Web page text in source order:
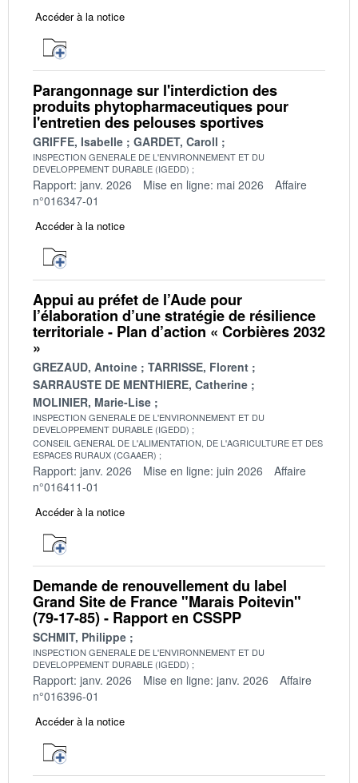
Accéder à la notice
Parangonnage sur l'interdiction des
produits phytopharmaceutiques pour
l'entretien des pelouses sportives
GRIFFE, Isabelle GARDET, Caroll
INSPECTION GENERALE DE L'ENVIRONNEMENT ET DU
DEVELOPPEMENT DURABLE (IGEDD)
Rapport: janv. 2026 Mise en ligne: mai 2026
Affaire
n°016347-01
Accéder à la notice
Appui au préfet de l’Aude pour
l’élaboration d’une stratégie de résilience
territoriale - Plan d’action « Corbières 2032
»
GREZAUD, Antoine
TARRISSE, Florent
SARRAUSTE DE MENTHIERE, Catherine
MOLINIER, Marie-Lise
INSPECTION GENERALE DE L'ENVIRONNEMENT ET DU
DEVELOPPEMENT DURABLE (IGEDD)
CONSEIL GENERAL DE L'ALIMENTATION, DE L'AGRICULTURE ET DES
ESPACES RURAUX (CGAAER)
Rapport: janv. 2026 Mise en ligne: juin 2026
Affaire
n°016411-01
Accéder à la notice
Demande de renouvellement du label
Grand Site de France "Marais Poitevin"
(79-17-85) - Rapport en CSSPP
SCHMIT, Philippe
INSPECTION GENERALE DE L'ENVIRONNEMENT ET DU
DEVELOPPEMENT DURABLE (IGEDD)
Rapport: janv. 2026 Mise en ligne: janv. 2026
Affaire
n°016396-01
Accéder à la notice